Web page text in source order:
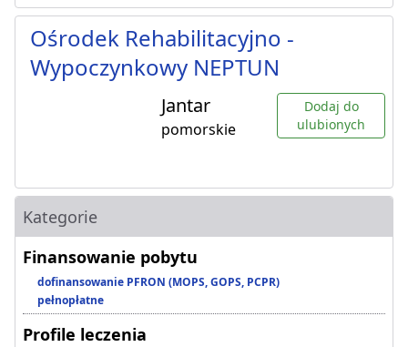
Ośrodek Rehabilitacyjno -
Wypoczynkowy NEPTUN
Jantar
pomorskie
Dodaj do
ulubionych
Kategorie
Finansowanie pobytu
dofinansowanie PFRON (MOPS, GOPS, PCPR)
pełnopłatne
Profile leczenia